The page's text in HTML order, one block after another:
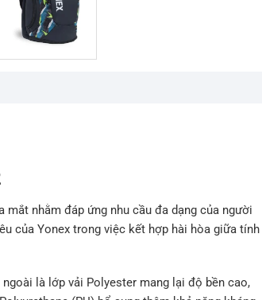
nhằm đáp ứng nhu cầu đa dạng của người
của Yonex trong việc kết hợp hài hòa giữa tính
là lớp vải Polyester mang lại độ bền cao,